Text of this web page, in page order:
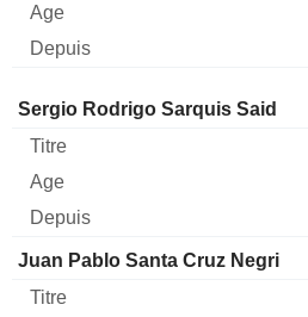
Administrateur Titre Age Depuis
Sergio Rodrigo Sarquis Said
Juan Pablo Santa Cruz Negri